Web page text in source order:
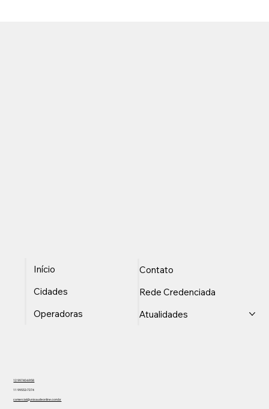
Início
Cidades
Operadoras
Contato
Rede Credenciada
Atualidades
12 99740-6958
11 99553-7374
comercial@unisaudeonline.com.br